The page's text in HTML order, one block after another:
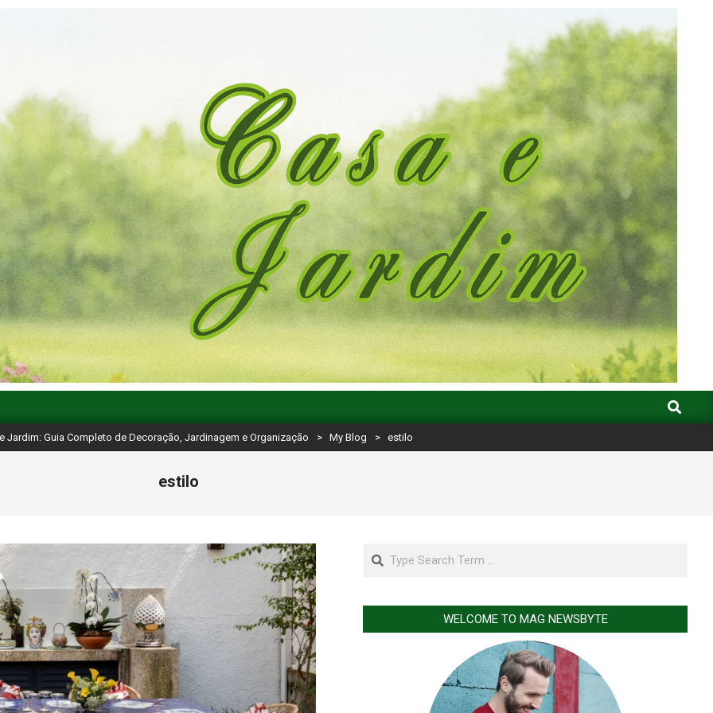
Search
Jardim: Guia Completo de Decoração, Jardinagem e Organização > My Blog > estilo
estilo
Search
WELCOME TO MAG NEWSBYTE